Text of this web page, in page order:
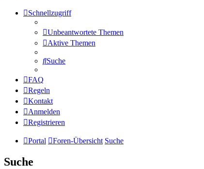
Schnellzugriff
Unbeantwortete Themen
Aktive Themen
Suche
FAQ
Regeln
Kontakt
Anmelden
Registrieren
Portal Foren-Übersicht Suche
Suche